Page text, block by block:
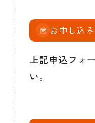
お申し込み
上記申込フォ
い。